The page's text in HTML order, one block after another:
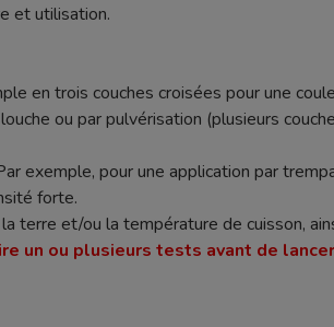
et utilisation.
en trois couches croisées pour une
ou par pulvérisation (plusieurs
exemple, pour une application par
forte.
terre et/ou la température de cuisson,
un ou plusieurs tests avant de